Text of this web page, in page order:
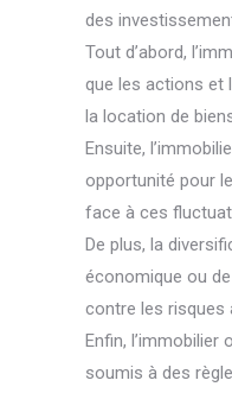
des
Tout d’abord,
que les actions et
la location de
Ensuite,
opportunité pour
face à ces
De plus, la
économique ou
contre les risques
Enfin,
soumis à des